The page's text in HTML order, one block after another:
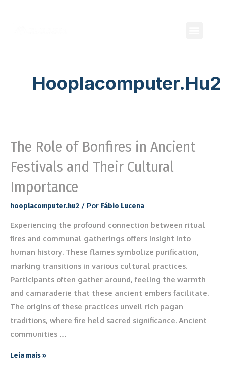
Hooplacomputer.hu2
The Role of Bonfires in Ancient
Festivals and Their Cultural
Importance
hooplacomputer.hu2 / Por Fábio Lucena
Experiencing the profound connection between ritual
fires and communal gatherings offers insight into
human history. These flames symbolize purification,
marking transitions in various cultural practices.
Participants often gather around, feeling the warmth
and camaraderie that these ancient embers facilitate.
The origins of these practices unveil rich pagan
traditions, where fire held sacred significance. Ancient
communities …
Leia mais »